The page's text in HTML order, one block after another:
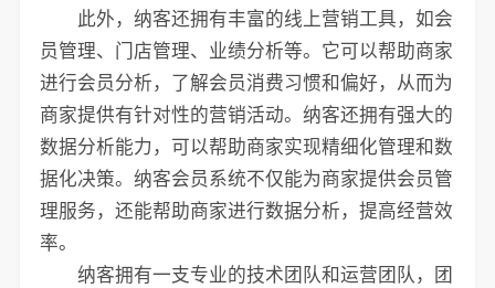
此外，纳客还拥有丰富的线上营销工具，如会
员管理、门店管理、业绩分析等。它可以帮助商家
进行会员分析，了解会员消费习惯和偏好，从而为
商家提供有针对性的营销活动。纳客还拥有强大的
数据分析能力，可以帮助商家实现精细化管理和数
据化决策。纳客会员系统不仅能为商家提供会员管
理服务，还能帮助商家进行数据分析，提高经营效
率。
纳客拥有一支专业的技术团队和运营团队，团